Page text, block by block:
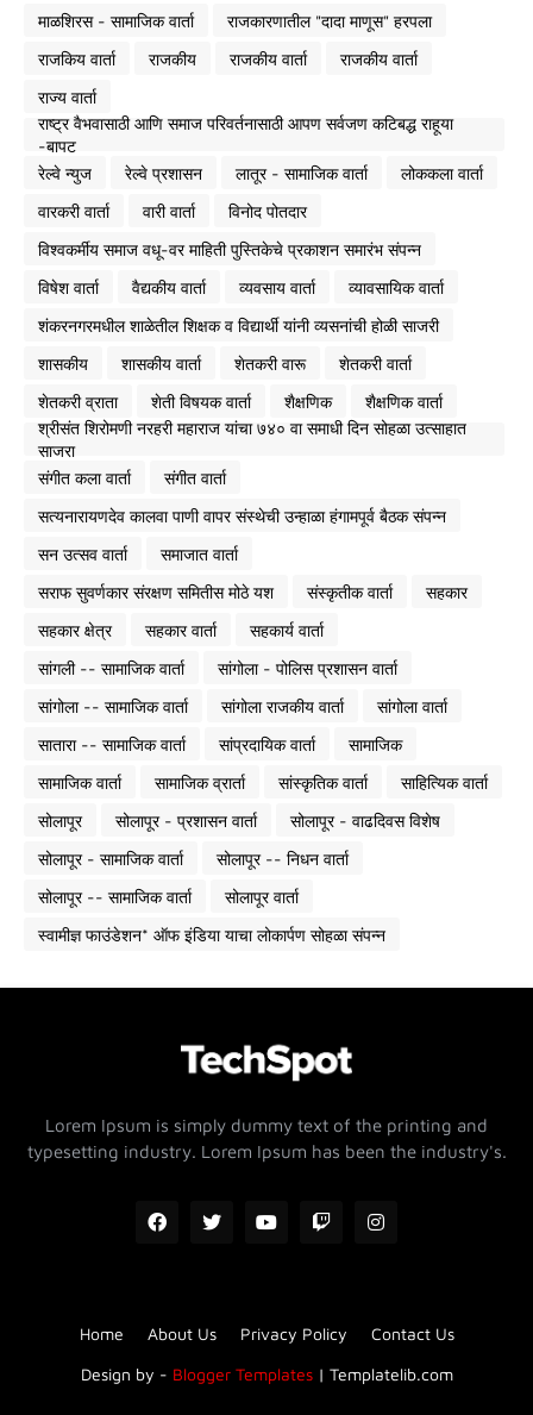
माळशिरस - सामाजिक वार्ता
राजकारणातील "दादा माणूस" हरपला
राजकिय वार्ता
राजकीय राजकीय वार्ता
राजकीय वार्ता
राज्य वार्ता
राष्ट्र वैभवासाठी आणि समाज परिवर्तनासाठी आपण सर्वजण कटिबद्ध राहूया
-बापट
रेल्वे न्युज
रेल्वे प्रशासन लातूर - सामाजिक वार्ता
लोककला वार्ता
वारकरी वार्ता
वारी वार्ता
विनोद पोतदार
विश्वकर्मीय समाज वधू-वर माहिती पुस्तिकेचे प्रकाशन समारंभ संपन्न
विषेश वार्ता
वैद्यकीय वार्ता व्यवसाय वार्ता
व्यावसायिक वार्ता
शंकरनगरमधील शाळेतील शिक्षक व विद्यार्थी यांनी व्यसनांची होळी साजरी
शासकीय
शासकीय वार्ता शेतकरी वारू
शेतकरी वार्ता
शेतकरी व्राता
शेती विषयक वार्ता शैक्षणिक
शैक्षणिक वार्ता
श्रीसंत शिरोमणी नरहरी महाराज यांचा ७४० वा समाधी दिन सोहळा उत्साहात
साजरा
संगीत कला वार्ता
संगीत वार्ता
सत्यनारायणदेव कालवा पाणी वापर संस्थेची उन्हाळा हंगामपूर्व बैठक संपन्न
सन उत्सव वार्ता
समाजात वार्ता
सराफ सुवर्णकार संरक्षण समितीस मोठे यश
संस्कृतीक वार्ता
सहकार
सहकार क्षेत्र
सहकार वार्ता
सहकार्य वार्ता
सांगली -- सामाजिक वार्ता
सांगोला - पोलिस प्रशासन वार्ता
सांगोला -- सामाजिक वार्ता
सांगोला राजकीय वार्ता
सांगोला वार्ता
सातारा -- सामाजिक वार्ता
सांप्रदायिक वार्ता
सामाजिक
सामाजिक वार्ता
सामाजिक व्रार्ता सांस्कृतिक वार्ता
साहित्यिक वार्ता
सोलापूर
सोलापूर - प्रशासन वार्ता
सोलापूर - वाढदिवस विशेष
सोलापूर - सामाजिक वार्ता
सोलापूर -- निधन वार्ता
सोलापूर -- सामाजिक वार्ता
सोलापूर वार्ता
स्वामीज्ञ फाउंडेशन* ऑफ इंडिया याचा लोकार्पण सोहळा संपन्न
Lorem Ipsum is simply dummy text of the printing and
typesetting industry. Lorem Ipsum has been the industry's.
Design by - Blogger Templates| Templatelib.com
Home About Us Privacy Policy Contact Us